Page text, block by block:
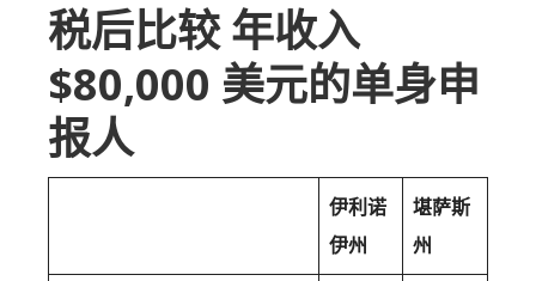
税后比较 年收入
$80,000 美元的单身申
报人
伊利诺
伊州
堪萨斯
州